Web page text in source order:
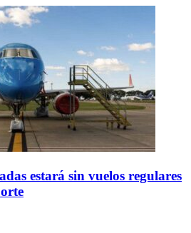
estará sin vuelos regulares